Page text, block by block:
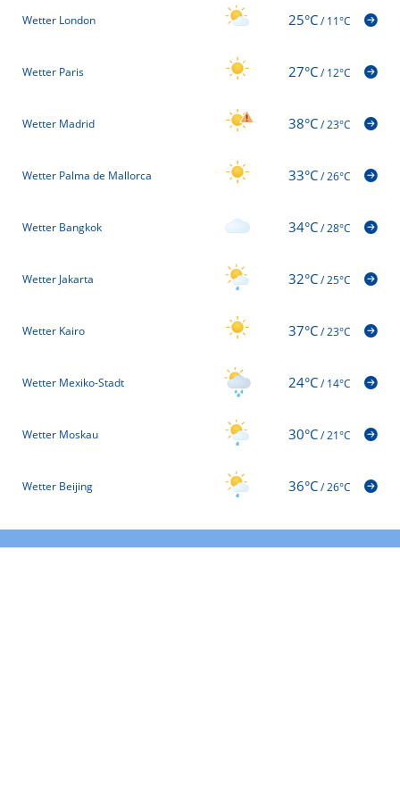
Wetter London 25°C/11°C
Wetter Paris 27°C/12°C
Wetter Madrid 38°C/23°C
Wetter Palma de Mallorca 33°C/26°C
Wetter Bangkok 34°C/28°C
Wetter Jakarta 32°C/25°C
Wetter Kairo 37°C/23°C
Wetter Mexiko-Stadt 24°C/14°C
Wetter Moskau 30°C/21°C
Wetter Beijing 36°C/26°C